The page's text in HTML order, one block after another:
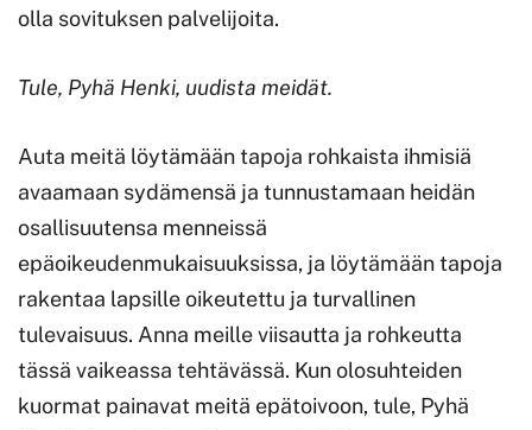
olla sovituksen palvelijoita.
Tule, Pyhä Henki, uudista meidät.
Auta meitä löytämään tapoja rohkaista ihmisiä
avaamaan sydämensä ja tunnustamaan heidän
osallisuutensa menneissä
epäoikeudenmukaisuuksissa, ja löytämään tapoja
rakentaa lapsille oikeutettu ja turvallinen
tulevaisuus. Anna meille viisautta ja rohkeutta
tässä vaikeassa tehtävässä. Kun olosuhteiden
kuormat painavat meitä epätoivoon, tule, Pyhä